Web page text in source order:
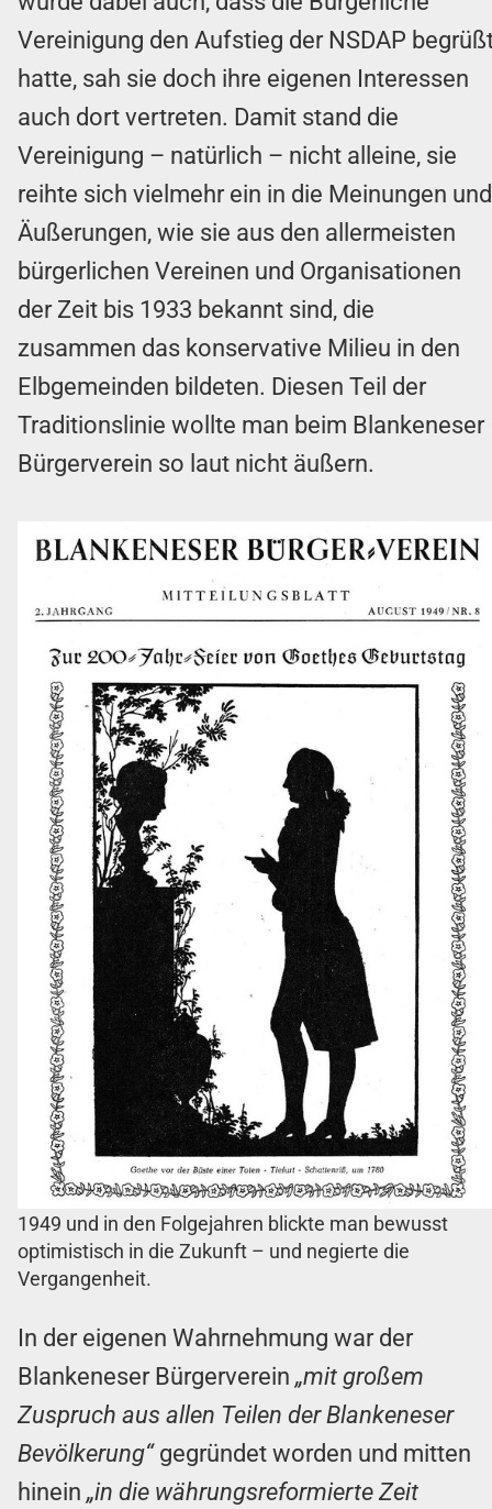
Vereinigung den Aufstieg der NSDAP
hatte, sah sie doch ihre eigenen Interessen
auch dort vertreten. Damit stand die
Vereinigung – natürlich – nicht alleine, sie
reihte sich vielmehr ein in die Meinungen und
Äußerungen, wie sie aus den allermeisten
bürgerlichen Vereinen und Organisationen
der Zeit bis 1933 bekannt sind, die
zusammen das konservative Milieu in den
Elbgemeinden bildeten. Diesen Teil der
Traditionslinie wollte man beim Blankeneser
Bürgerverein so laut nicht äußern.
1949 und in den Folgejahren blickte man bewusst
optimistisch in die Zukunft – und negierte die
Vergangenheit.
In der eigenen Wahrnehmung war der
Blankeneser Bürgerverein „mit großem
Zuspruch aus allen Teilen der Blankeneser
Bevölkerung“gegründet worden und mitten
hinein „in die währungsreformierte Zeit